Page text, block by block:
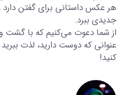
هر عکس داستانی برای گفتن دارد
جدیدی ببرد.
از شما دعوت می‌کنیم که با گشت و
عنوانی که دوست دارید، لذت
کنید!